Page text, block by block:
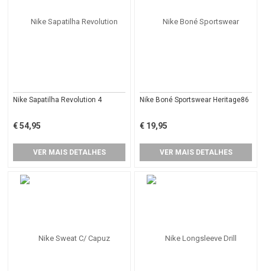
Nike Sapatilha Revolution 4
€ 54,95
VER MAIS DETALHES
Nike Boné Sportswear Heritage86
€ 19,95
VER MAIS DETALHES